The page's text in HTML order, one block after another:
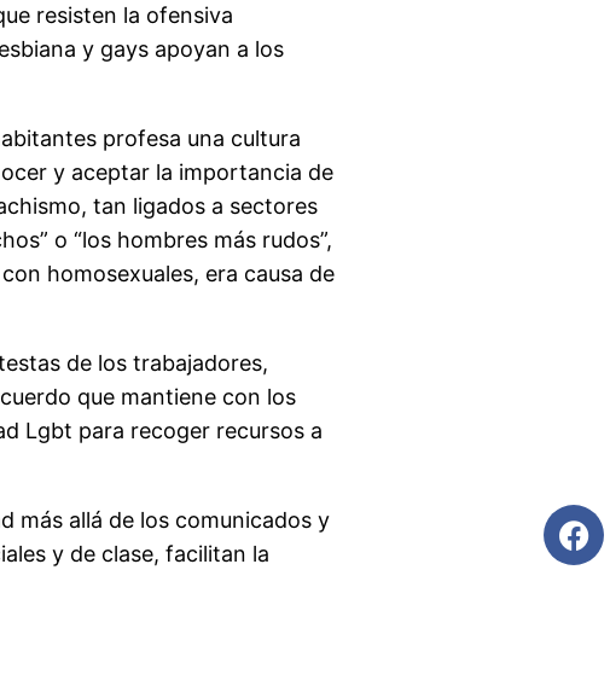
resisten la ofensiva
y gays apoyan a los
profesa una cultura
y aceptar la importancia de
tan ligados a sectores
o “los hombres más rudos”,
homosexuales, era causa de
de los trabajadores,
que mantiene con los
Lgbt para recoger recursos a
más allá de los comunicados y
y de clase, facilitan la